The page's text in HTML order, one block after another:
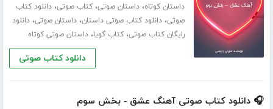
داستان کوتاه،داستان صوتی،کتاب صوتی،دانلود کتاب
صوتی،دانلود کتاب صوتی داستان،داستان صوتی،دانلود
رایگان کتاب صوتی،کتاب گویا،داستان صوتی کوتاه
دانلود کتاب صوتی
🎧 دانلود کتاب صوتی آهنگ عشق - بخش سوم